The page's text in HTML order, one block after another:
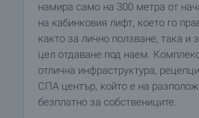
намира само на 300 метра от
на кабинковия лифт, което го
както за лично ползване, така и
цел отдаване под наем.
отлична инфраструктура,
СПА център, който е на
безплатно за собствениците.